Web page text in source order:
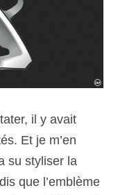
il y avait
Et je m’en
su styliser la
que l’emblème